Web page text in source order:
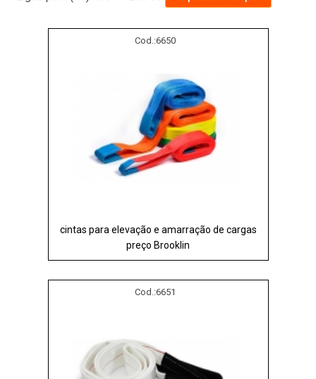
Cod.:6650
cintas para elevação e amarração de cargas
preço Brooklin
Cod.:6651